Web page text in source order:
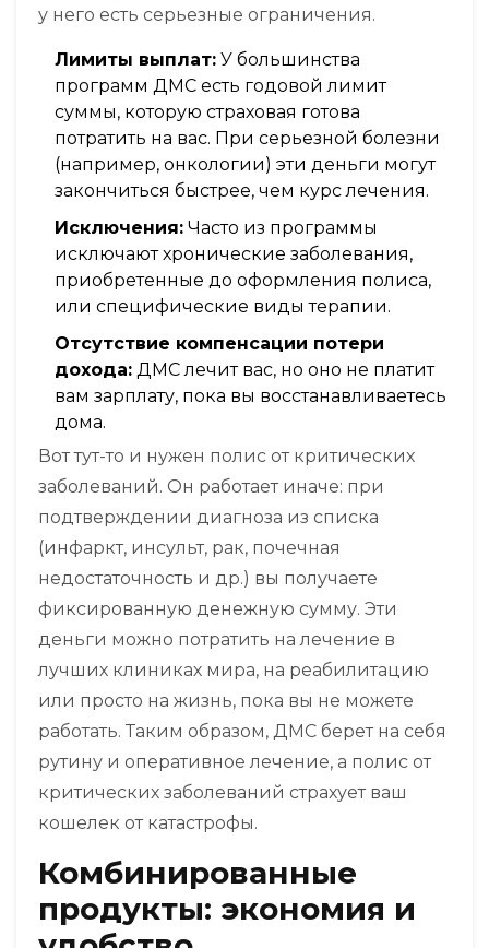
у него есть серьезные ограничения.
Лимиты выплат: У большинства
программ ДМС есть годовой лимит
суммы, которую страховая готова
потратить на вас. При серьезной болезни
(например, онкологии) эти деньги могут
закончиться быстрее, чем курс лечения.
Исключения: Часто из программы
исключают хронические заболевания,
приобретенные до оформления полиса,
или специфические виды терапии.
Отсутствие компенсации потери
дохода: ДМС лечит вас, но оно не платит
вам зарплату, пока вы восстанавливаетесь
дома.
Вот тут-то и нужен полис от критических
заболеваний. Он работает иначе: при
подтверждении диагноза из списка
(инфаркт, инсульт, рак, почечная
недостаточность и др.) вы получаете
фиксированную денежную сумму. Эти
деньги можно потратить на лечение в
лучших клиниках мира, на реабилитацию
или просто на жизнь, пока вы не можете
работать. Таким образом, ДМС берет на себя
рутину и оперативное лечение, а полис от
критических заболеваний страхует ваш
кошелек от катастрофы.
Комбинированные
продукты: экономия и